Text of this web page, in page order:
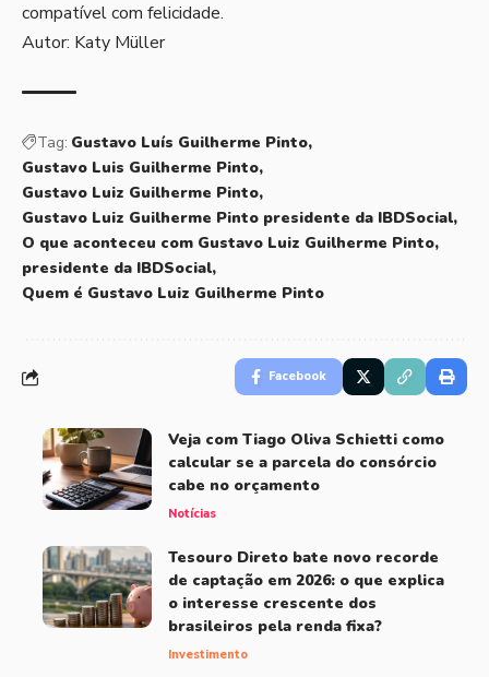
compatível com felicidade.
Autor: Katy Müller
Tag: Gustavo Luís Guilherme Pinto
Gustavo Luis Guilherme Pinto
Gustavo Luiz Guilherme Pinto
Gustavo Luiz Guilherme Pinto presidente da IBDSocial
O que aconteceu com Gustavo Luiz Guilherme Pinto
presidente da IBDSocial
Quem é Gustavo Luiz Guilherme Pinto
Facebook
Veja com Tiago Oliva Schietti como
calcular se a parcela do consórcio
cabe no orçamento
Notícias
Tesouro Direto bate novo recorde
de captação em 2026: o que explica
o interesse crescente dos
brasileiros pela renda fixa?
Investimento